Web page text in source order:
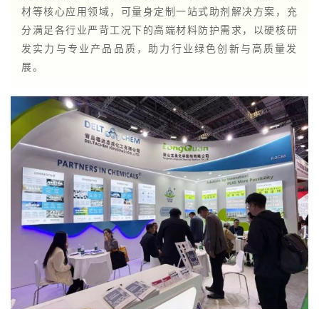
材等核心应用领域，可量身定制一站式助剂解决方案，充
分满足各行业严苛工况下的高端材料防护需求，以硬核研
发实力与专业产品品质，助力行业绿色创新与高质量发
展。